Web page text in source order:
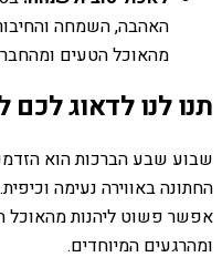
האהבה, השמחה
מהאוכל הטעים
תנו לנו לדאוג
שבוע שבע הברכות הוא
החתונה באווירה נעימה
אפשר פשוט ליהנות
ומהרגעים המיוחדים.